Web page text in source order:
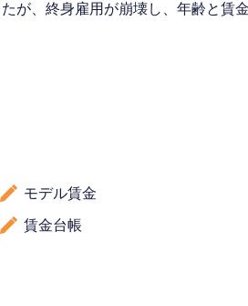
が、終身雇用が崩壊し、年齢と賃
モデル賃金
賃金台帳